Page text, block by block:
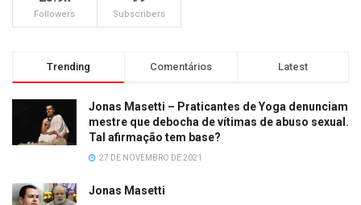
Followers Subscribers
Trending Comentários Latest
Jonas Masetti – Praticantes de Yoga denunciam
mestre que debocha de vítimas de abuso sexual.
Tal afirmação tem base?
27 DE NOVEMBRO DE 2021
Jonas Masetti